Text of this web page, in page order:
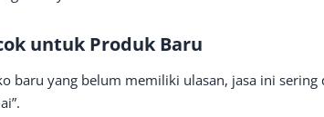
untuk Produk Baru
baru yang belum memiliki ulasan, jasa ini sering